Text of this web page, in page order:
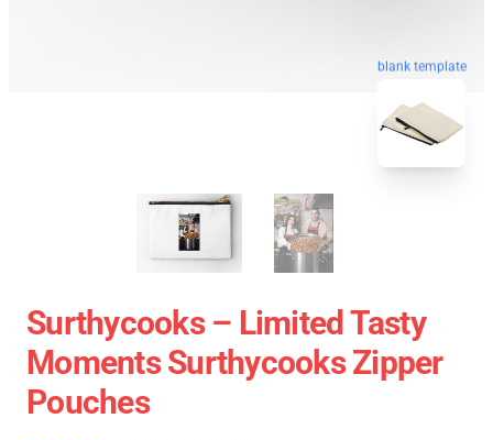
blank template
Surthycooks – Limited Tasty
Moments Surthycooks Zipper
Pouches